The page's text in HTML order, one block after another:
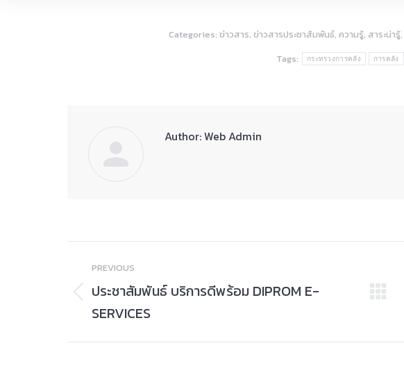
Categories: ข่าวสาร, ข่าวสารประชาสัมพันธ์, ความรู้, สาระน่ารู้,
Tags:
กระทรวงการคลัง การคลัง
Author:Web Admin
Post
navigation
PREVIOUS
Previous
post:
ประชาสัมพันธ์ บริการดีพร้อม DIPROM E-
SERVICES